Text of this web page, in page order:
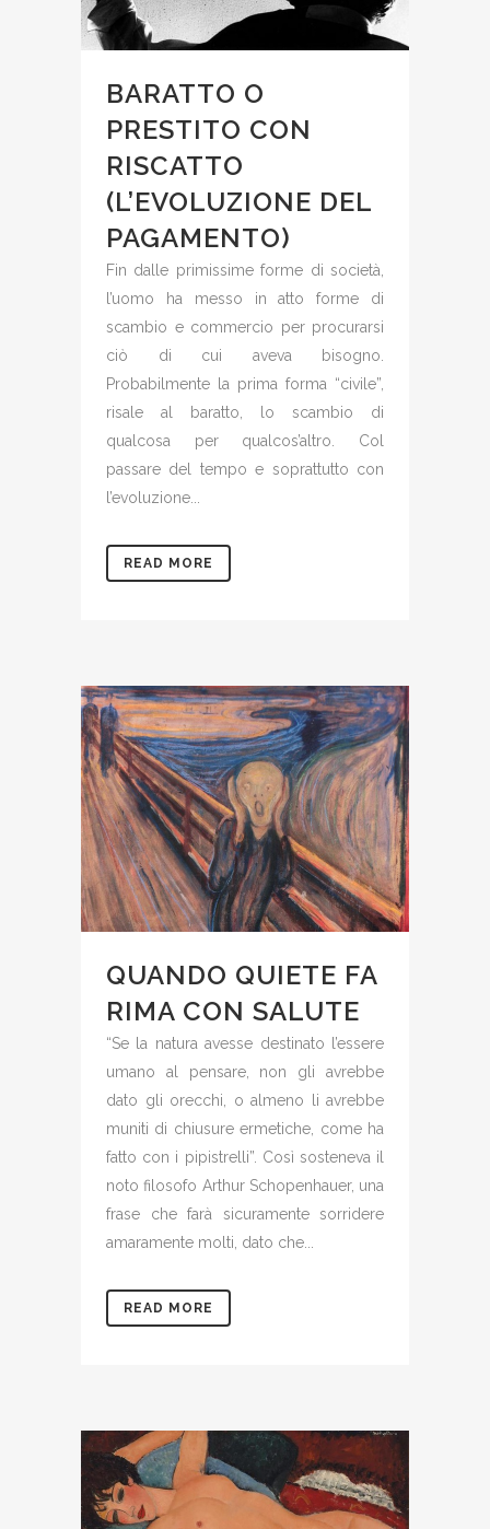
BARATTO O
PRESTITO CON
RISCATTO
(L’EVOLUZIONE DEL
PAGAMENTO)
Fin dalle primissime forme di società,
l’uomo ha messo in atto forme di
scambio e commercio per procurarsi
ciò di cui aveva bisogno.
Probabilmente la prima forma “civile”,
risale al baratto, lo scambio di
qualcosa per qualcos’altro. Col
passare del tempo e soprattutto con
l’evoluzione...
READ MORE
QUANDO QUIETE FA
RIMA CON SALUTE
“Se la natura avesse destinato l’essere
umano al pensare, non gli avrebbe
dato gli orecchi, o almeno li avrebbe
muniti di chiusure ermetiche, come ha
fatto con i pipistrelli”. Così sosteneva il
noto filosofo Arthur Schopenhauer, una
frase che farà sicuramente sorridere
amaramente molti, dato che...
READ MORE